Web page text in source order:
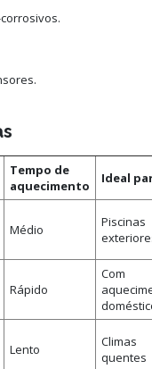
Tempo de
aquecimento
Ideal
Médio
Piscinas
Rápido
Com
Lento
Climas
quentes